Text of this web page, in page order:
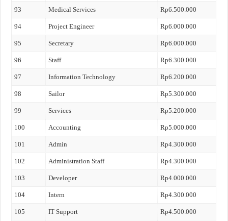
93 Medical Services Rp6.500.000
94 Project Engineer Rp6.000.000
95 Secretary Rp6.000.000
96 Staff Rp6.300.000
97 Information Technology Rp6.200.000
98 Sailor Rp5.300.000
99 Services Rp5.200.000
100 Accounting Rp5.000.000
101 Admin Rp4.300.000
102 Administration Staff Rp4.300.000
103 Developer Rp4.000.000
104 Intern Rp4.300.000
105 IT Support Rp4.500.000